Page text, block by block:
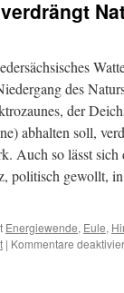
Unternehmer
sitzt
Haft
des
der
abhalten soll,
Auch so lässt
politisch gewollt,
Energiewende, Eule,
| Kommentare